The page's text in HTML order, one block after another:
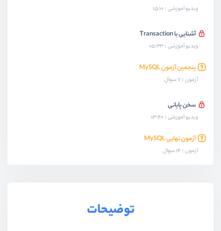
ویدیو آموزشی 15:10
آشنایی با Transaction
ویدیو آموزشی 05:33
پنجمین آزمون MySQL
آزمون 7 سوال
سخن پایانی
ویدیو آموزشی 03:40
آزمون نهایی MySQL
آزمون 14 سوال
توضیحات